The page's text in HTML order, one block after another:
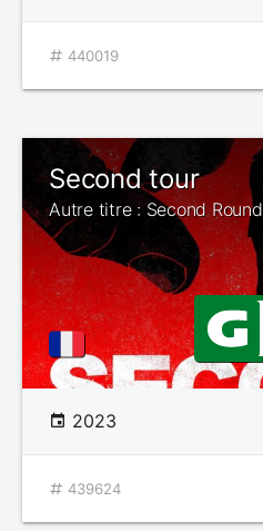
440019
Second tour
Autre titre : Second Round
2023
439624